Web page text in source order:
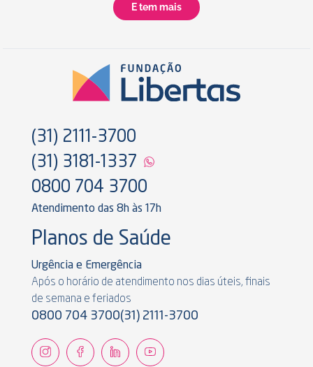
E tem mais
(31) 2111-3700
(31) 3181-1337
0800 704 3700
Atendimento das 8h às 17h
Planos de Saúde
Urgência e Emergência
Após o horário de atendimento nos dias úteis, finais
de semana e feriados
0800 704 3700(31) 2111-3700